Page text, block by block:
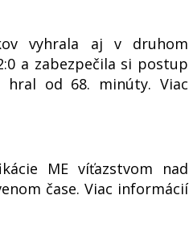
vyhrala aj v druhom
a zabezpečila si postup
od 68. minúty. Viac
ME víťazstvom nad
čase. Viac informácií